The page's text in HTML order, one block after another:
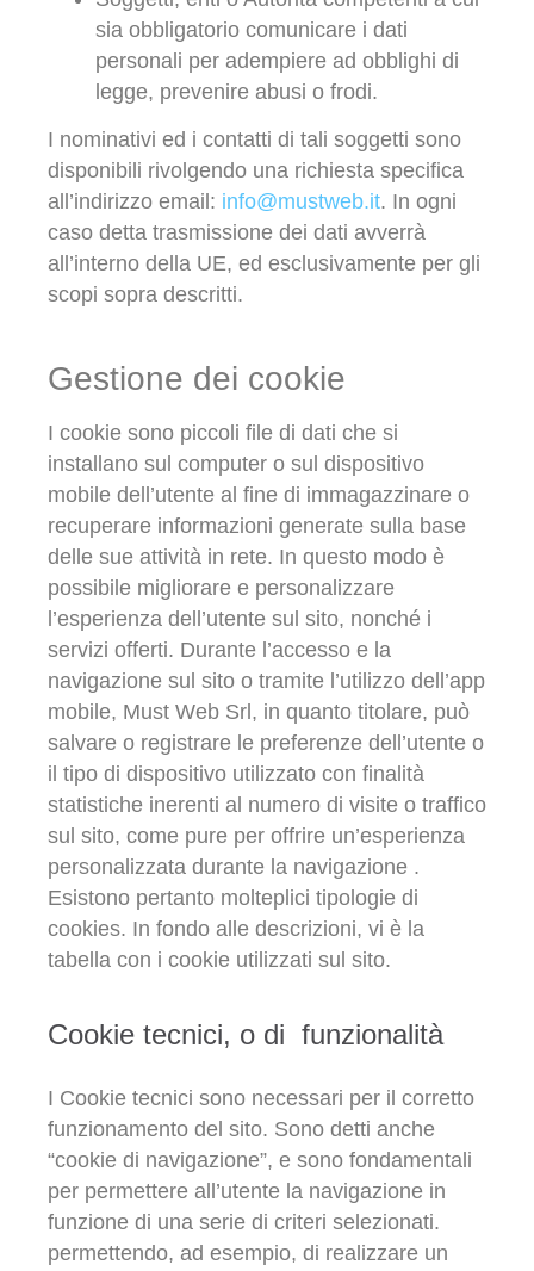
sia obbligatorio comunicare i dati
personali per adempiere ad obblighi di
legge, prevenire abusi o frodi.
I nominativi ed i contatti di tali soggetti sono
disponibili rivolgendo una richiesta specifica
all’indirizzo email: info@mustweb.it. In ogni
caso detta trasmissione dei dati avverrà
all’interno della UE, ed esclusivamente per gli
scopi sopra descritti.
Gestione dei cookie
I cookie sono piccoli file di dati che si
installano sul computer o sul dispositivo
mobile dell’utente al fine di immagazzinare o
recuperare informazioni generate sulla base
delle sue attività in rete. In questo modo è
possibile migliorare e personalizzare
l’esperienza dell’utente sul sito, nonché i
servizi offerti. Durante l’accesso e la
navigazione sul sito o tramite l’utilizzo dell’app
mobile, Must Web Srl, in quanto titolare, può
salvare o registrare le preferenze dell’utente o
il tipo di dispositivo utilizzato con finalità
statistiche inerenti al numero di visite o traffico
sul sito, come pure per offrire un’esperienza
personalizzata durante la navigazione .
Esistono pertanto molteplici tipologie di
cookies. In fondo alle descrizioni, vi è la
tabella con i cookie utilizzati sul sito.
Cookie tecnici, o di funzionalità
I Cookie tecnici sono necessari per il corretto
funzionamento del sito. Sono detti anche
“cookie di navigazione”, e sono fondamentali
per permettere all’utente la navigazione in
funzione di una serie di criteri selezionati.
permettendo, ad esempio, di realizzare un